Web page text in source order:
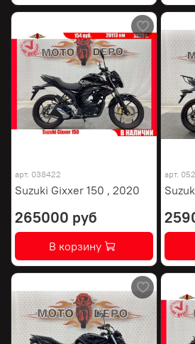
арт. 038422
Suzuki Gixxer 150 , 2020
265000 руб
В корзину
арт.